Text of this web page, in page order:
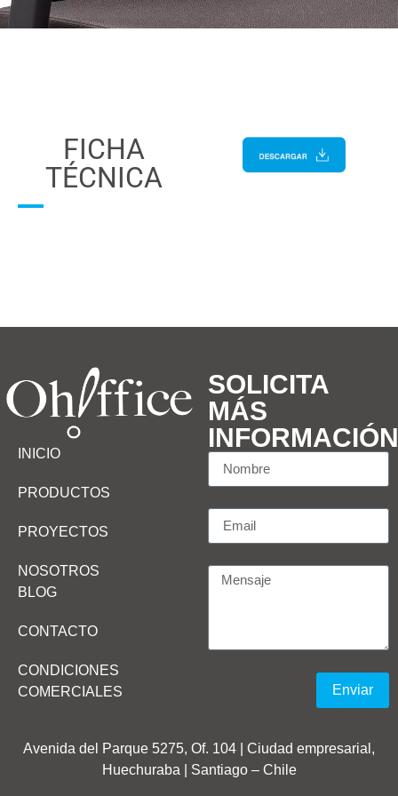
FICHA
TÉCNICA
INICIO
PRODUCTOS
PROYECTOS
NOSOTROS
BLOG
CONTACTO
CONDICIONES
COMERCIALES
SOLICITA
MÁS
INFORMACIÓN
Enviar
Avenida del Parque 5275, Of. 104 | Ciudad empresarial,
Huechuraba | Santiago – Chile